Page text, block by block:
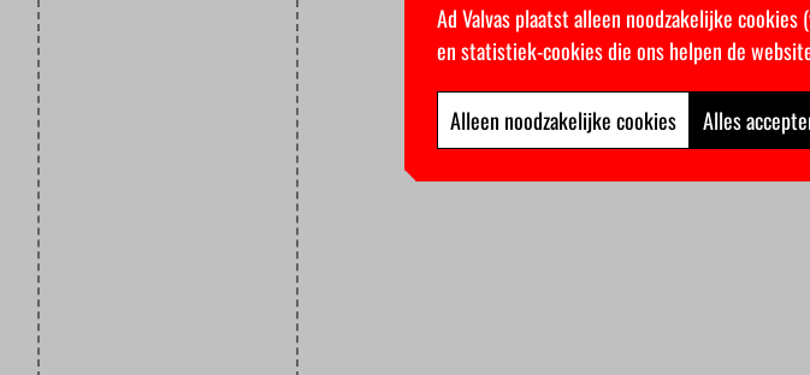
Ad Valvas plaatst alleen noodzakelijke
en statistiek-cookies die ons helpen de
Alleen noodzakelijke cookies Alles